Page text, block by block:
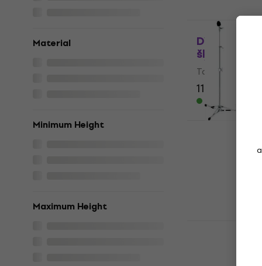
Material
Minimum Height
Maximum Height
DW
šķīvju
Taisns šķīvju
111 €
Tama
Taisns šķīvju
Tama
Straight